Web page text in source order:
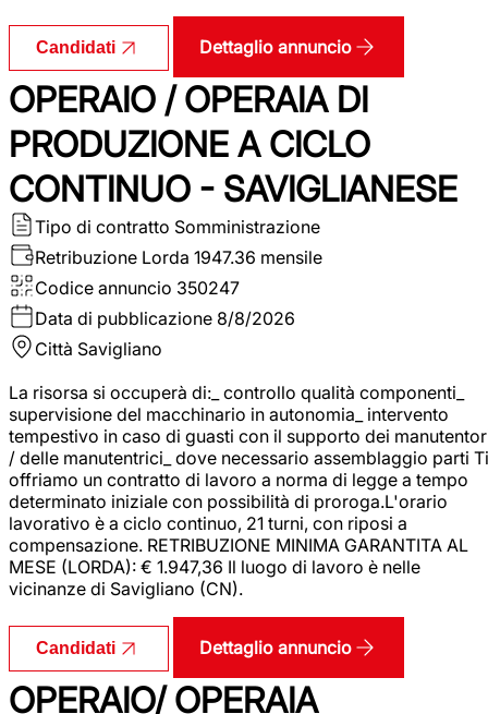
Candidati Dettaglio annuncio
OPERAIO / OPERAIA DI
PRODUZIONE A CICLO
CONTINUO - SAVIGLIANESE
Tipo di contratto Somministrazione
Retribuzione Lorda 1947.36 mensile
Codice annuncio 350247
Data di pubblicazione 8/8/2026
Città Savigliano
La risorsa si occuperà di:_ controllo qualità componenti_
supervisione del macchinario in autonomia_ intervento
tempestivo in caso di guasti con il supporto dei
/ delle manutentrici_ dove necessario assemblaggio parti Ti
offriamo un contratto di lavoro a norma di legge a tempo
determinato iniziale con possibilità di proroga.L'orario
lavorativo è a ciclo continuo, 21 turni, con riposi a
compensazione. RETRIBUZIONE MINIMA GARANTITA AL
MESE (LORDA): € 1.947,36 Il luogo di lavoro è nelle
vicinanze di Savigliano (CN).
Candidati Dettaglio annuncio
OPERAIO/ OPERAIA